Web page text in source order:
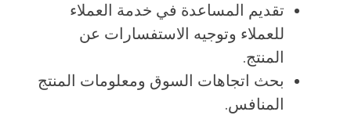
تقديم المساعدة في خدمة العملاء
للعملاء وتوجيه الاستفسارات عن
المنتج.
بحث اتجاهات السوق ومعلومات المنتج
المنافس.